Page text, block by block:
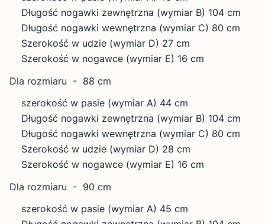
Długość nogawki zewnętrzna (wymiar B) 104 cm
Długość nogawki wewnętrzna (wymiar C) 80 cm
Szerokość w udzie (wymiar D) 27 cm
Szerokość w nogawce (wymiar E) 16 cm
Dla rozmiaru - 88 cm
szerokość w pasie (wymiar A) 44 cm
Długość nogawki zewnętrzna (wymiar B) 104 cm
Długość nogawki wewnętrzna (wymiar C) 80 cm
Szerokość w udzie (wymiar D) 28 cm
Szerokość w nogawce (wymiar E) 16 cm
Dla rozmiaru - 90 cm
szerokość w pasie (wymiar A) 45 cm